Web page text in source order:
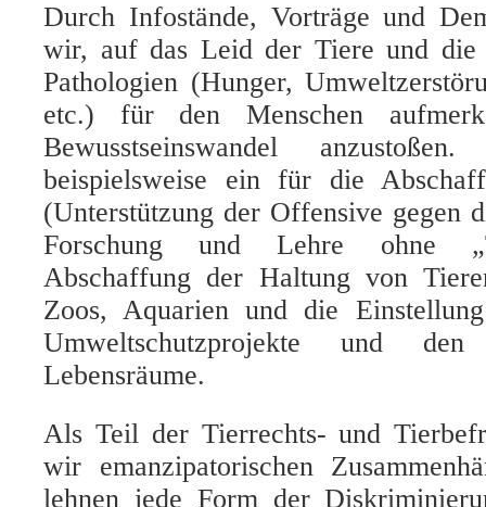
Durch Infostände, Vorträge und
wir, auf das Leid der Tiere und die
Pathologien (Hunger,
etc.) für den Menschen
Bewusstseinswandel
beispielsweise ein für die
(Unterstützung der Offensive gegen
Forschung und Lehre ohne
Abschaffung der Haltung von
Zoos, Aquarien und die
Umweltschutzprojekte und
Lebensräume.
Als Teil der Tierrechts- und
wir emanzipatorischen
lehnen jede Form der